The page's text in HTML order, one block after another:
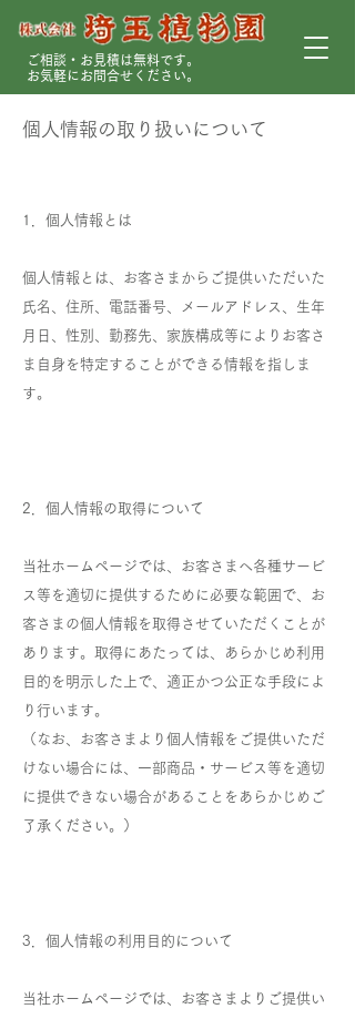
ご相談・お見積は無料です。
お気軽にお問合せください。
個人情報の取り扱いについて
1．個人情報とは
個人情報とは、お客さまからご提供いただいた
氏名、住所、電話番号、メールアドレス、生年
月日、性別、勤務先、家族構成等によりお客さ
ま自身を特定することができる情報を指しま
す。
2．個人情報の取得について
当社ホームページでは、お客さまへ各種サービ
ス等を適切に提供するために必要な範囲で、お
客さまの個人情報を取得させていただくことが
あります。取得にあたっては、あらかじめ利用
目的を明示した上で、適正かつ公正な手段によ
り行います。
（なお、お客さまより個人情報をご提供いただ
けない場合には、一部商品・サービス等を適切
に提供できない場合があることをあらかじめご
了承ください。）
3．個人情報の利用目的について
当社ホームページでは、お客さまよりご提供い